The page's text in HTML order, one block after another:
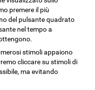
premere il più
del pulsante quadrato
nel tempo a
stimoli appaiono
cliccare su stimoli di
ma evitando